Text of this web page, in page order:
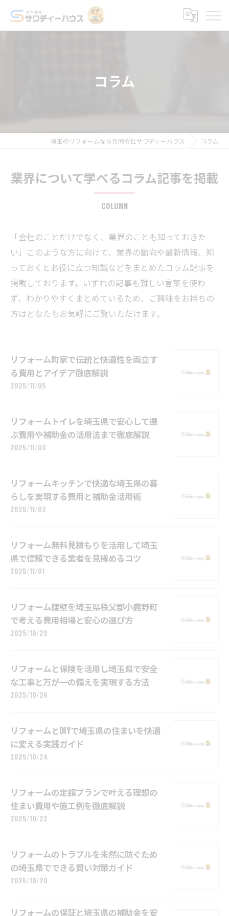
コラム
埼玉のリフォームなら合同会社サワディーハウス コラム
業界について学べるコラム記事を掲載
COLUMN
「会社のことだけでなく、業界のことも知っておきた
い」このような方に向けて、業界の動向や最新情報、知
っておくとお役に立つ知識などをまとめたコラム記事を
掲載しております。いずれの記事も難しい言葉を使わ
ず、わかりやすくまとめているため、ご興味をお持ちの
方はどなたもお気軽にご覧いただけます。
リフォーム町家で伝統と快適性を両立す
る費用とアイデア徹底解説
2025/11/05
リフォームトイレを埼玉県で安心して選
ぶ費用や補助金の活用法まで徹底解説
2025/11/03
リフォームキッチンで快適な埼玉県の暮
らしを実現する費用と補助金活用術
2025/11/02
リフォーム無料見積もりを活用して埼玉
県で信頼できる業者を見極めるコツ
2025/11/01
リフォーム腰壁を埼玉県秩父郡小鹿野町
で考える費用相場と安心の選び方
2025/10/29
リフォームと保険を活用し埼玉県で安全
な工事と万が一の備えを実現する方法
2025/10/26
リフォームとDIYで埼玉県の住まいを快適
に変える実践ガイド
2025/10/24
リフォームの定額プランで叶える理想の
住まい費用や施工例を徹底解説
2025/10/22
リフォームのトラブルを未然に防ぐため
の埼玉県でできる賢い対策ガイド
2025/10/20
リフォームの保証と埼玉県の補助金を安